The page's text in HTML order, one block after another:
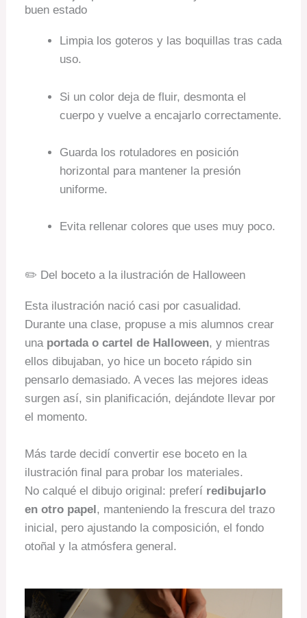
buen estado
Limpia los goteros y las boquillas tras cada
uso.
Si un color deja de fluir, desmonta el
cuerpo y vuelve a encajarlo correctamente.
Guarda los rotuladores en posición
horizontal para mantener la presión
uniforme.
Evita rellenar colores que uses muy poco.
✏️ Del boceto a la ilustración de Halloween
Esta ilustración nació casi por casualidad.
Durante una clase, propuse a mis alumnos crear
una portada o cartel de Halloween, y mientras
ellos dibujaban, yo hice un boceto rápido sin
pensarlo demasiado. A veces las mejores ideas
surgen así, sin planificación, dejándote llevar por
el momento.
Más tarde decidí convertir ese boceto en la
ilustración final para probar los materiales.
No calqué el dibujo original: preferí redibujarlo
en otro papel , manteniendo la frescura del trazo
inicial, pero ajustando la composición, el fondo
otoñal y la atmósfera general.